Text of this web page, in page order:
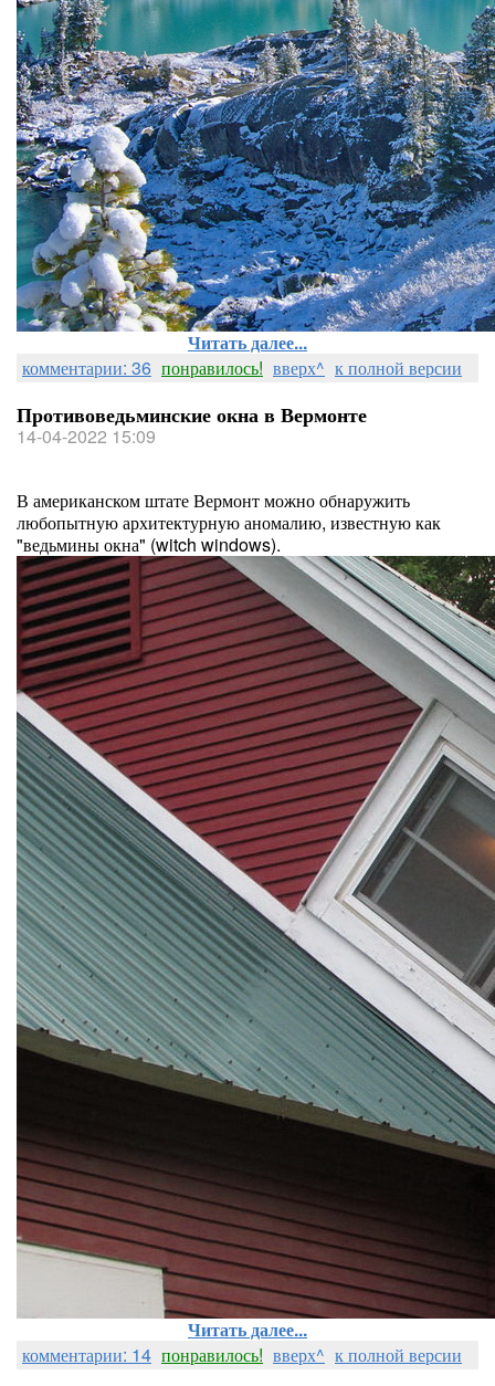
Читать далее...
комментарии: 36 понравилось! вверх^ к полной версии
Противоведьминские окна в Вермонте
14-04-2022 15:09
В американском штате Вермонт можно обнаружить
любопытную архитектурную аномалию, известную как
"ведьмины окна" (witch windows).
Читать далее...
комментарии: 14 понравилось! вверх^ к полной версии